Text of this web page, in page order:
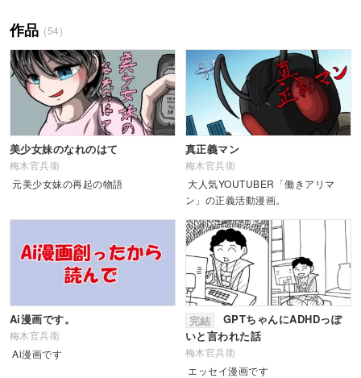
作品 (54)
美少女妹のなれのはて
梅木官兵衛
元美少女妹の再起の物語
真正義マン
梅木官兵衛
大人気YOUTUBER「働きアリマ
ン」の正義活動漫画。
Ai漫画です。
梅木官兵衛
Ai漫画です
完結
GPTちゃんにADHDっぽ
いと言われた話
梅木官兵衛
エッセイ漫画です